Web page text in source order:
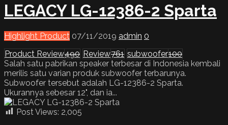
LEGACY LG-12386-2 Sparta
Highlight Product 07/11/2019 admin 0
Product Review490 Review761 subwoofer100
Salah satu pabrikan speaker terbesar di Indonesia kembali
merilis satu varian produk subwoofer terbarunya.
Subwoofer tersebut adalah LG-12386-2 Sparta.
Ukurannya sebesar 12", dan ia...
Post Views: 2,005